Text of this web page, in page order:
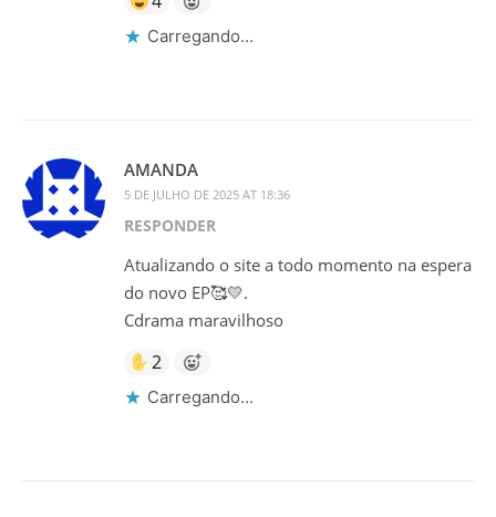
Carregando...
AMANDA
5 DE JULHO DE 2025 AT 18:36
RESPONDER
Atualizando o site a todo momento na espera
do novo EP🥰💛.
Cdrama maravilhoso
2
Carregando...